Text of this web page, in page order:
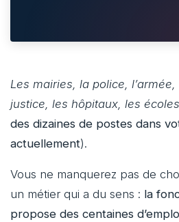
Les mairies, la police,
justice, les hôpitaux, les
des dizaines de postes dans
actuellement).
Vous ne manquerez pas de
un métier qui a du sens : la
propose des centaines